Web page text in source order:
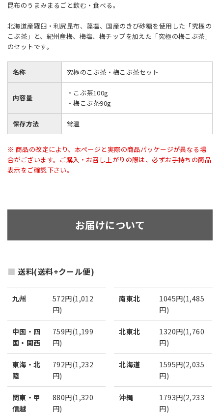
昆布のうまみまるごと飲む・食べる。
北海道産羅臼・利尻昆布、藻塩、国産のきび砂糖を使用した「究極の
こぶ茶」と、紀州産梅、梅塩、梅チップを加えた「究極の梅こぶ茶」
のセットです。
名称 究極のこぶ茶・梅こぶ茶セット
内容量
・こぶ茶100g
・梅こぶ茶90g
保存方法 常温
※ 商品の改定により、本ページと実際の商品パッケージが異なる場
合がございます。ご購入・お召し上がりの際は、必ずお手持ちの商品
表示をご確認下さい。
お届けについて
送料(送料+クール便)
九州
572円(1,012
円)
中国・四
国・関西
759円(1,199
円)
東海・北
陸
792円(1,232
円)
関東・甲
信越
880円(1,320
円)
南東北
1045円(1,485
円)
北東北
1320円(1,760
円)
北海道
1595円(2,035
円)
沖縄
1793円(2,233
円)